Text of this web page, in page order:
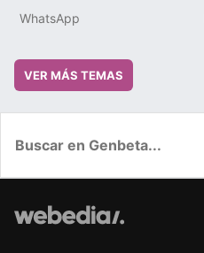
WhatsApp
VER MÁS TEMAS